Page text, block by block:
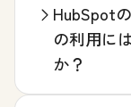
HubSpot
の利用に
か？